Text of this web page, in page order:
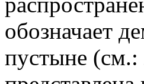
обозначает
пустыне (см.: